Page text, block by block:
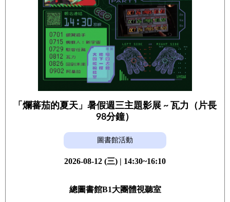
「爛蕃茄的夏天」暑假週三主題影展 ~ 瓦力（片長
98分鐘）
圖書館活動
2026-08-12 (三) | 14:30~16:10
總圖書館B1大團體視聽室